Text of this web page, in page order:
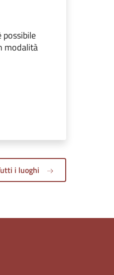
possibile
modalità
i luoghi